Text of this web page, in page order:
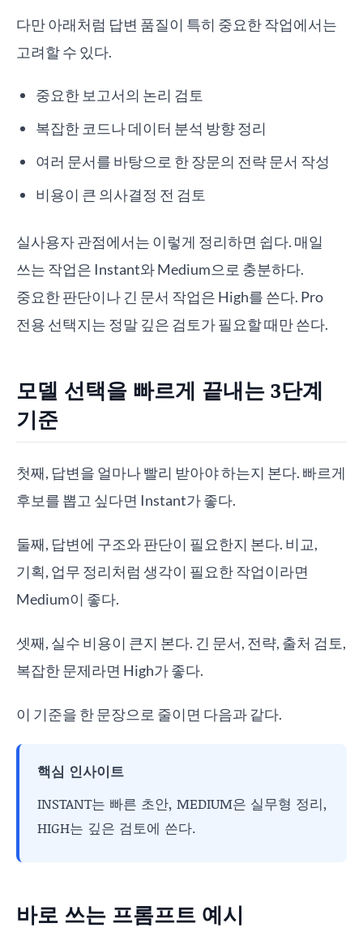
다만 아래처럼 답변 품질이 특히 중요한 작업에서는
고려할 수 있다.
중요한 보고서의 논리 검토
복잡한 코드나 데이터 분석 방향 정리
여러 문서를 바탕으로 한 장문의 전략 문서 작성
비용이 큰 의사결정 전 검토
실사용자 관점에서는 이렇게 정리하면 쉽다. 매일
쓰는 작업은 Instant와 Medium으로 충분하다.
중요한 판단이나 긴 문서 작업은 High를 쓴다. Pro
전용 선택지는 정말 깊은 검토가 필요할 때만 쓴다.
모델 선택을 빠르게 끝내는 3단계
기준
첫째, 답변을 얼마나 빨리 받아야 하는지 본다. 빠르게
후보를 뽑고 싶다면 Instant가 좋다.
둘째, 답변에 구조와 판단이 필요한지 본다. 비교,
기획, 업무 정리처럼 생각이 필요한 작업이라면
Medium이 좋다.
셋째, 실수 비용이 큰지 본다. 긴 문서, 전략, 출처 검토,
복잡한 문제라면 High가 좋다.
이 기준을 한 문장으로 줄이면 다음과 같다.
핵심 인사이트
INSTANT는 빠른 초안, MEDIUM은 실무형 정리,
HIGH는 깊은 검토에 쓴다.
바로 쓰는 프롬프트 예시